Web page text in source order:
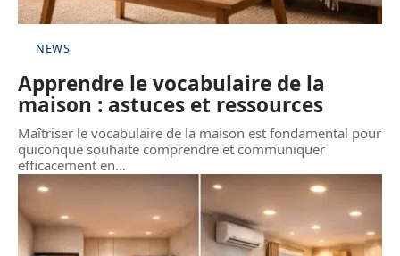
NEWS
Apprendre le vocabulaire de la
maison : astuces et ressources
Maîtriser le vocabulaire de la maison est fondamental pour
quiconque souhaite comprendre et communiquer
efficacement en…